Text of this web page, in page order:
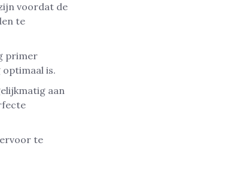
voordat de
te
primer
is.
aan
te